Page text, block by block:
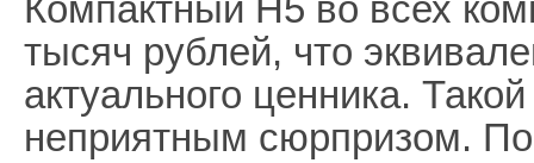
Компактный H5 во всех
тысяч рублей, что
актуального ценника.
неприятным сюрпризом.